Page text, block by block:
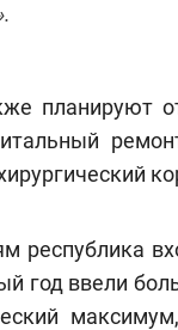
планируют
республика
год ввели